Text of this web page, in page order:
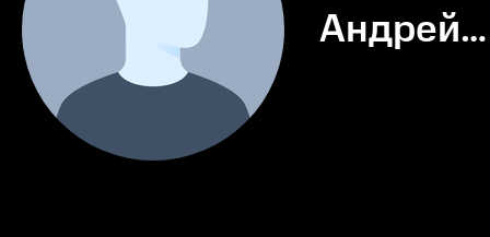
Андрей